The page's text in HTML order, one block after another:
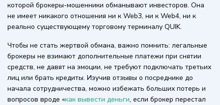
которой брокеры-мошенники обманывают инвесторов. Она
не имеет никакого отношения ни к Web3, ни к Web4, ни к
реально существующему торговому терминалу QUIK.
Чтобы не стать жертвой обмана, важно помнить: легальные
брокеры не взимают дополнительные платежи при снятии
средств, не давят на эмоции, не требуют подключать третьих
лиц или брать кредиты. Изучив отзывы о посреднике до
начала сотрудничества, можно избежать больших потерь и
вопросов вроде «как вывести деньги, если брокер перестал